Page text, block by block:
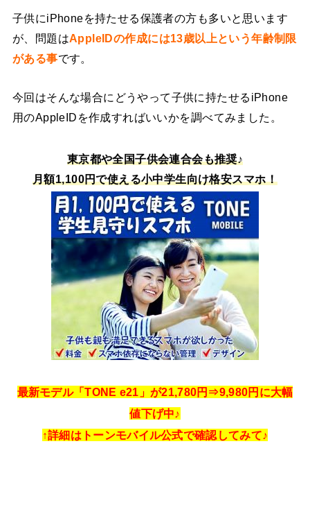
子供にiPhoneを持たせる保護者の方も多いと思います
が、問題はAppleIDの作成には13歳以上という年齢制限
がある事です。
今回はそんな場合にどうやって子供に持たせるiPhone
用のAppleIDを作成すればいいかを調べてみました。
東京都や全国子供会連合会も推奨♪
月額1,100円で使える小中学生向け格安スマホ！
最新モデル「TONE e21」が21,780円⇒9,980円に大幅
値下げ中♪
↑詳細はトーンモバイル公式で確認してみて♪